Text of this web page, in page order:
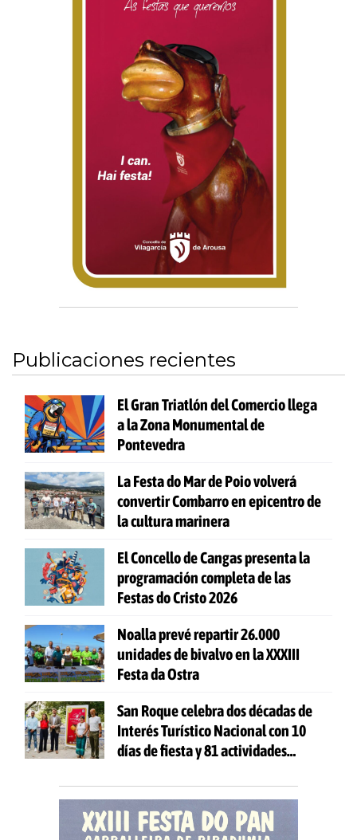
Publicaciones recientes
El Gran Triatlón del Comercio llega
a la Zona Monumental de
Pontevedra
La Festa do Mar de Poio volverá
convertir Combarro en epicentro de
la cultura marinera
El Concello de Cangas presenta la
programación completa de las
Festas do Cristo 2026
Noalla prevé repartir 26.000
unidades de bivalvo en la XXXIII
Festa da Ostra
San Roque celebra dos décadas de
Interés Turístico Nacional con 10
días de fiesta y 81 actividades